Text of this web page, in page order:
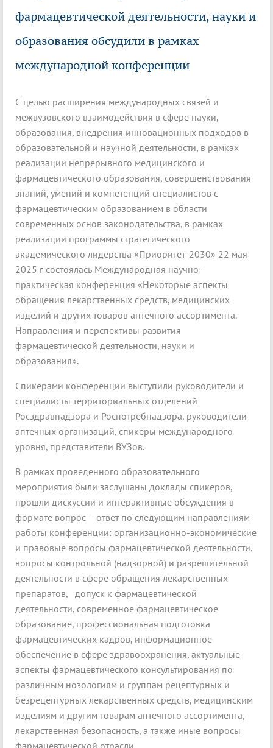
фармацевтической деятельности, науки и
образования обсудили в рамках
международной конференции
С целью расширения международных связей и
межвузовского взаимодействия в сфере науки,
образования, внедрения инновационных подходов в
образовательной и научной деятельности, в рамках
реализации непрерывного медицинского и
фармацевтического образования, совершенствования
знаний, умений и компетенций специалистов с
фармацевтическим образованием в области
современных основ законодательства, в рамках
реализации программы стратегического
академического лидерства «Приоритет-2030» 22 мая
2025 г состоялась Международная научно -
практическая конференция «Некоторые аспекты
обращения лекарственных средств, медицинских
изделий и других товаров аптечного ассортимента.
Направления и перспективы развития
фармацевтической деятельности, науки и
образования».
Спикерами конференции выступили руководители и
специалисты территориальных отделений
Росздравнадзора и Роспотребнадзора, руководители
аптечных организаций, спикеры международного
уровня, представители ВУЗов.
В рамках проведенного образовательного
мероприятия были заслушаны доклады спикеров,
прошли дискуссии и интерактивные обсуждения в
формате вопрос – ответ по следующим направлениям
работы конференции: организационно-экономические
и правовые вопросы фармацевтической деятельности,
вопросы контрольной (надзорной) и разрешительной
деятельности в сфере обращения лекарственных
препаратов, допуск к фармацевтической
деятельности, современное фармацевтическое
образование, профессиональная подготовка
фармацевтических кадров, информационное
обеспечение в сфере здравоохранения, актуальные
аспекты фармацевтического консультирования по
различным нозологиям и группам рецептурных и
безрецептурных лекарственных средств, медицинским
изделиям и другим товарам аптечного ассортимента,
лекарственная безопасность, а также иные вопросы